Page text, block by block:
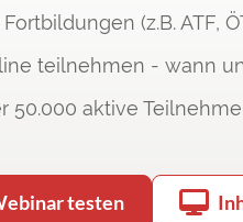
(z.B. ATF,
teilnehmen - wann
50.000 aktive
testen